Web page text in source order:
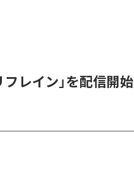
フレイン」を配信開始